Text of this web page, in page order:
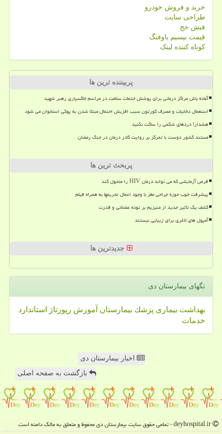
خرید و فروش خودرو
طراحی سایت
فیش حج
قیمت بیسیم باوفنگ
کوتاه کننده لینک
پربیننده ترین ها
آماده باش مراکز درمانی برای پوشش خدمات سلامت در مراسم خاکسپاری رهبر شهید
استعمال دخانیات و مصرف کورتون سبب افزیش احتمال مبتلا شدن به پوکی استخوان می شود
هشدار! دردهای شکمی را ساکت نکنید
مستند کشور دوست با تمرکز بر روایت کادر درمان در جنگ رمضان
پربحث ترین ها
قرص آزمایشی که می تواند درمان HIV را متحول کند
پیشرفت خوب حوزه جراحی مغز با وجود اعمال تحریمها به همراه فیلم
کشف یک تأثیر جدید از منیزیم بر توده عضلانی و قدرت
آمپول های لاغری برای زیبایی نیستند
جدیدترین ها
تگهای بیمارستان دی
بهداشت بیماری پزشك بیمارستان آموزش رپورتاژ
استاندارد
خدمات
اخبار بیمارستان دی
بازگشت به صفحه اصلی